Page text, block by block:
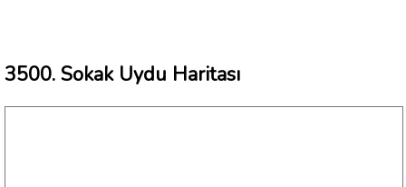
3500. Sokak Uydu Haritası